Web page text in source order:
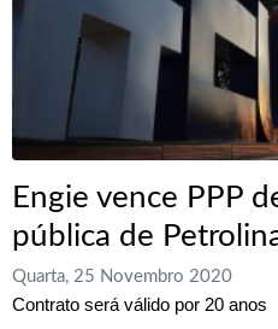
Engie vence PPP
pública de
Quarta, 25 Novembro 2020
Contrato será válido por 20 anos